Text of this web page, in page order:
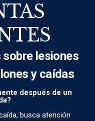
lesiones
y caídas
después de un
busca atención